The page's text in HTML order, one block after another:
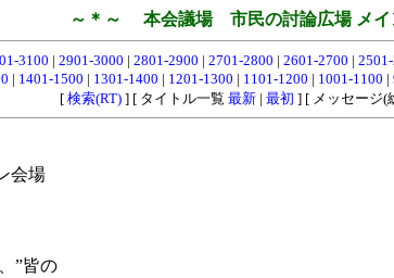
～＊～ 本会議場 市民の討論広場 メ
3100 | 2901-3000 | 2801-2900 | 2701-2800 | 2601-2700 |
| 1401-1500 | 1301-1400 | 1201-1300 | 1101-1200 | 1001-1100 |
[ 検索(RT)] [ タイトル一覧 最新| 最初 ] [ メッセージ(
会場
”皆の